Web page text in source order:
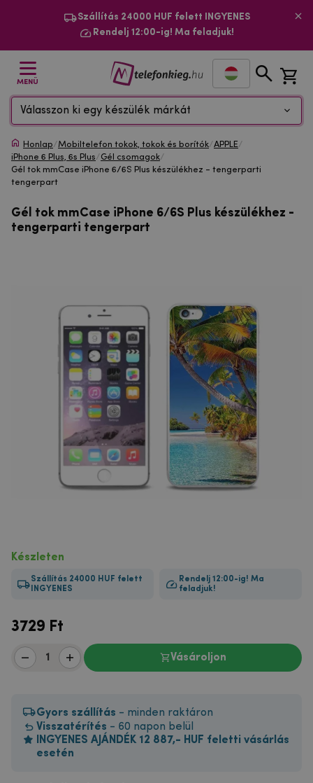
Szállítás 24000 HUF felett INGYENES
Rendelj 12:00-ig! Ma feladjuk!
MENÜ
Válasszon ki egy készülék márkát
Honlap/Mobiltelefon tokok, tokok és borítók/APPLE/
iPhone 6 Plus, 6s Plus/Gél csomagok/
Gél tok mmCase iPhone 6/6S Plus készülékhez - tengerparti
tengerpart
Gél tok mmCase iPhone 6/6S Plus készülékhez -
tengerparti tengerpart
Készleten
Szállítás 24000 HUF felett
INGYENES
Rendelj 12:00-ig! Ma
feladjuk!
3729 Ft
Vásároljon
Gyors szállítás - minden raktáron
Visszatérítés - 60 napon belül
INGYENES AJÁNDÉK 12 887,- HUF feletti vásárlás
esetén